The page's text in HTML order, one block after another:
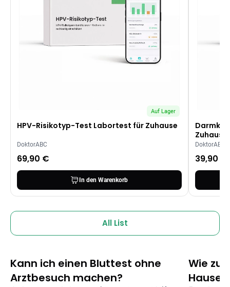
Auf Lager
HPV-Risikotyp-Test Labortest für Zuhause
DoktorABC
69,90 €
In den Warenkorb
Zuhause
DoktorABC
39,90 €
All List
Kann ich einen Bluttest ohne
Arztbesuch machen?
Wie
Hause?